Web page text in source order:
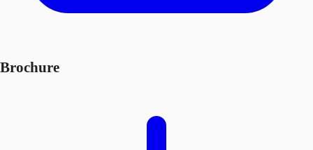
Brochure